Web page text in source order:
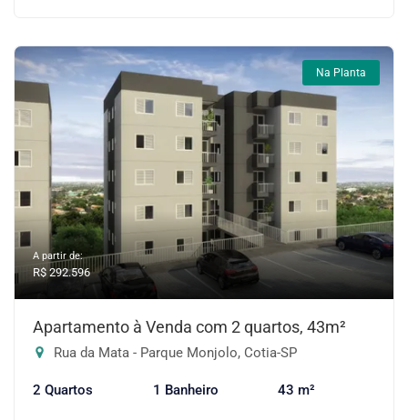
Na Planta
A partir de:
R$ 292.596
Apartamento à Venda com 2 quartos, 43m²
Rua da Mata - Parque Monjolo, Cotia-SP
2 Quartos 1 Banheiro 43 m²